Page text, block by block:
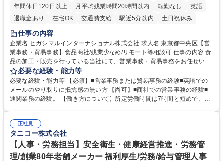
年間休日120日以上
月平均残業時間20時間以内 転勤なし
英語
退職金あり
在宅OK 交通費支給 駅近5分以内 土日祝休み
仕事の内容
企業名 ヒガシマルインターナショナル株式会社 求人名 東京都中央区【営
業事務・貿易事務】食品商社/残業少なめ/リモート等相談可 仕事の内容 食
品の加工・販売を行っている当社にて、営業事務・貿易事務をお任せいた
します。営業社員のサポートポジションとして、受発注から海外工場との
調整まで幅広く対応し、当社事業の根幹を支えていただきます。 ■受発注
業務、請求書発行 ■海外工場とのスケジュール調整 ■在庫管理 ■輸入書類
の確認・作成 ■配送手配 ■通関業者を通して行う輸出入業全般 ■倉庫との
ルプロデュースしているため、商品に関わる全ての業務をサポート頂きま
す。 募集職種 東京都中央区【営業事務・貿易事務】食品商社/残業少なめ/
リモート等相談可
必要な経験・能力等
必要な経験・能力等 【必須】■営業事務または貿易事務の経験■英語での
メールのやり取りに抵抗感の無い方 【尚可】■商社での営業事務の経験■
通関業務の経験。 【働き方について】所定労働時間は7時間と短めで、残
の強み】1991年の設立以来、外食産業を中心としたお客様の多様なニー
ズに沿った冷凍水産物等の生産・輸入・販売を一貫して手掛けています。
自社工場と海外拠点の強固な連携によるワンストップサービスが最大の強
みです。 学歴・資格 学歴：大学院 大学 語学力：英語 資格：
正社員
タニコー株式会社
【人事・労務担当】安全衛生・健康経営推進・労務管
理/創業80年老舗メーカー 福利厚生/労務/給与管理人事